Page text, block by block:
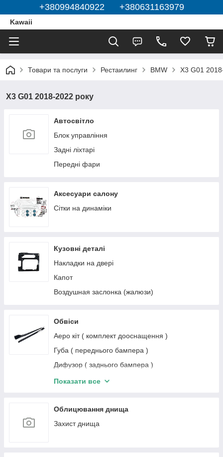
+380994840922 +380631163979
Kawaii
Товари та послуги Рестаилинг BMW X3 G01
X3 G01 2018-2022 року
Автосвітло
Блок управління
Задні ліхтарі
Передні фари
Аксесуари салону
Сітки на динаміки
Кузовні деталі
Накладки на двері
Капот
Воздушная заслонка (жалюзи)
Обвіcи
Аеро кіт ( комплект дооснащення )
Губа ( переднього бампера )
Дифузор ( заднього бампера )
Жабра
Комплект обвісів
Комплект рестайлінга
Показати все
Облицювання днища
Захист днища